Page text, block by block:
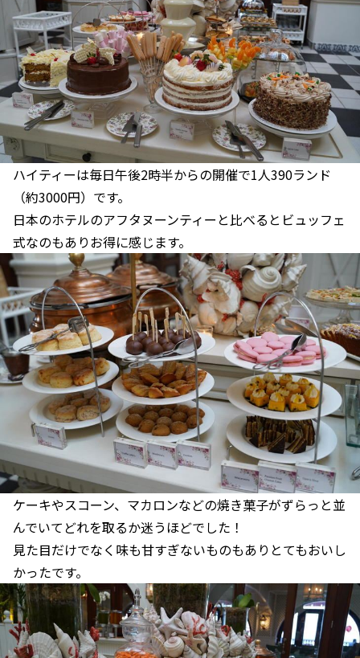
ハイティーは毎日午後2時半からの開催で1人390ランド
（約3000円）です。
日本のホテルのアフタヌーンティーと比べるとビュッフェ
式なのもありお得に感じます。
ケーキやスコーン、マカロンなどの焼き菓子がずらっと並
んでいてどれを取るか迷うほどでした！
見た目だけでなく味も甘すぎないものもありとてもおいし
かったです。